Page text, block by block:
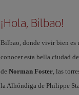
¡Hola, Bilbao!
Bilbao, donde vivir bien es
conocer esta bella ciudad
de Norman Foster, las
la Alhóndiga de Philippe